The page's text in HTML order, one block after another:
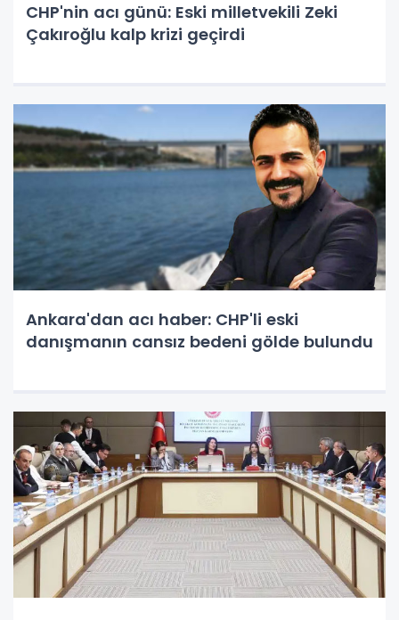
CHP'nin acı günü: Eski milletvekili Zeki
Çakıroğlu kalp krizi geçirdi
Ankara'dan acı haber: CHP'li eski
danışmanın cansız bedeni gölde bulundu